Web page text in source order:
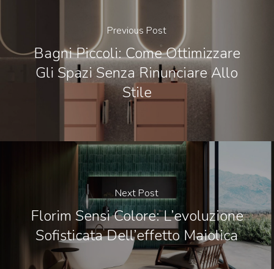
Previous Post
Bagni Piccoli: Come Ottimizzare
Gli Spazi Senza Rinunciare Allo
Stile
Next Post
Florim Sensi Colore: L’evoluzione
Sofisticata Dell’effetto Maiolica